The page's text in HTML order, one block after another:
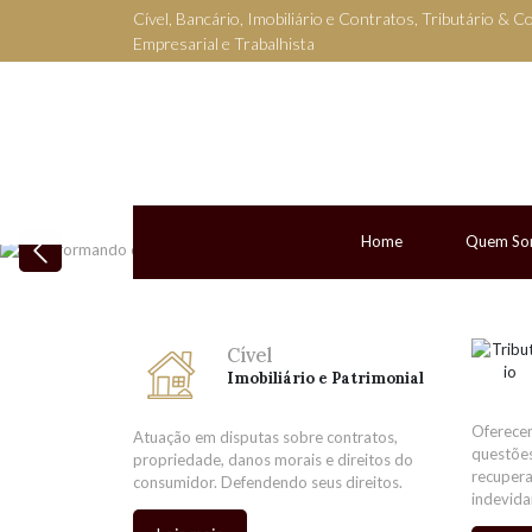
Cível, Bancário, Imobiliário e Contratos, Tributário &
Empresarial e Trabalhista
Home Quem
Previous
Cível
Imobiliário e Patrimonial
Atuação em disputas sobre contratos,
propriedade, danos morais e direitos do
consumidor. Defendendo seus direitos.